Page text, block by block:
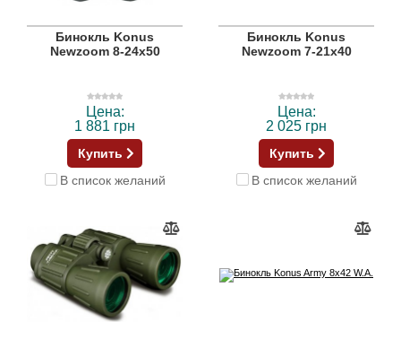
Бинокль Konus
Newzoom 8-24x50
Цена:
1 881 грн
Купить
В список желаний
Бинокль Konus
Newzoom 7-21x40
Цена:
2 025 грн
Купить
В список желаний